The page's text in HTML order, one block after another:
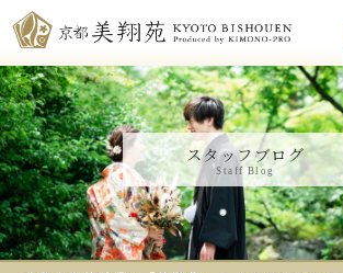
スタッフブログ
Staff Blog